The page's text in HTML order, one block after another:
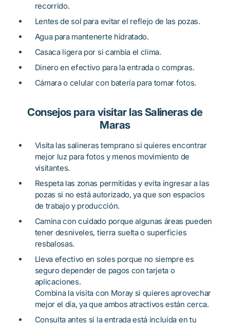
recorrido.
Lentes de sol para evitar el reflejo de las pozas.
Agua para mantenerte hidratado.
Casaca ligera por si cambia el clima.
Dinero en efectivo para la entrada o compras.
Cámara o celular con batería para tomar fotos.
Consejos para visitar las Salineras de
Maras
Visita las salineras temprano si quieres encontrar
mejor luz para fotos y menos movimiento de
visitantes.
Respeta las zonas permitidas y evita ingresar a las
pozas si no está autorizado, ya que son espacios
de trabajo y producción.
Camina con cuidado porque algunas áreas pueden
tener desniveles, tierra suelta o superficies
resbalosas.
Lleva efectivo en soles porque no siempre es
seguro depender de pagos con tarjeta o
aplicaciones.
Combina la visita con Moray si quieres aprovechar
mejor el día, ya que ambos atractivos están cerca.
Consulta antes si la entrada está incluida en tu